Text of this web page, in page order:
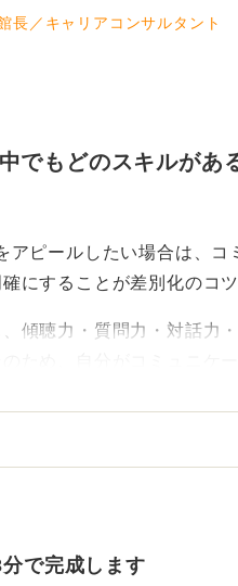
長／キャリアコンサルタント
でもどのスキルがあ
アピールしたい場合は、コ
にすることが差別化のコツ
傾聴力・質問力・対話力
ため、自分がコミュニケー
はビジネスでは通用せず
で完成します